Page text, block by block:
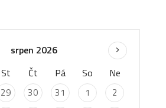
srpen 2026
St Čt Pá So Ne
29 30 31 1
2